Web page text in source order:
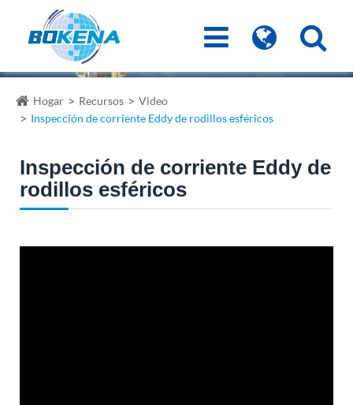
Hogar Recursos
Video
Inspección de corriente Eddy de rodillos esféricos
Inspección de corriente Eddy de
rodillos esféricos